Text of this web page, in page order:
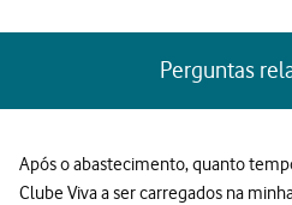
Perguntas
Após o abastecimento, quanto
Clube Viva a ser carregados na